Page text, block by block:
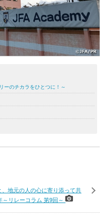
ーのチカラをひとつに！～
、地元の人の心に寄り添って共
～リレーコラム 第9回～